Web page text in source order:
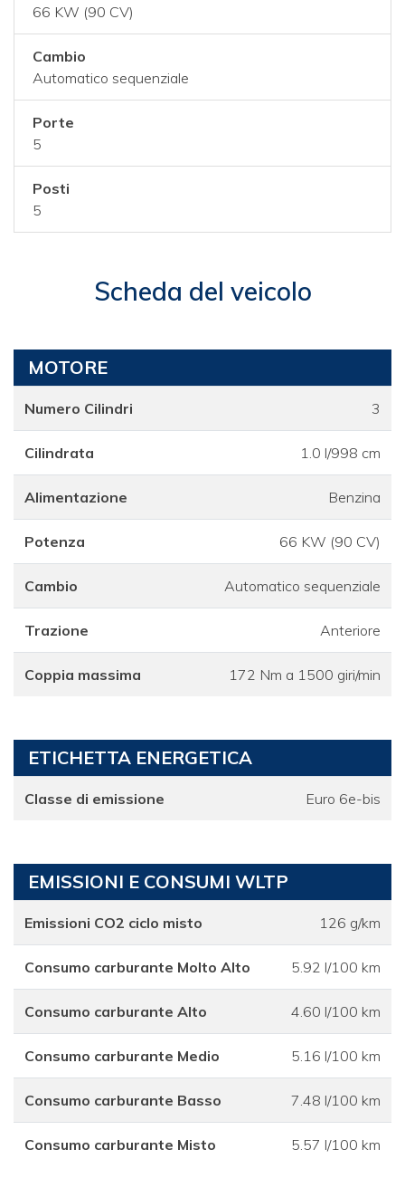
66 KW (90 CV)
Cambio
Automatico sequenziale
Porte
5
Posti
5
Scheda del veicolo
MOTORE
Numero Cilindri 3
Cilindrata 1.0 l/998 cm
Alimentazione Benzina
Potenza 66 KW (90 CV)
Cambio Automatico sequenziale
Trazione Anteriore
Coppia massima 172 Nm a 1500 giri/min
ETICHETTA ENERGETICA
Classe di emissione Euro 6e-bis
EMISSIONI E CONSUMI WLTP
Emissioni CO2 ciclo misto 126 g/km
Consumo carburante Molto Alto 5.92 l/100 km
Consumo carburante Alto 4.60 l/100 km
Consumo carburante Medio 5.16 l/100 km
Consumo carburante Basso 7.48 l/100 km
Consumo carburante Misto 5.57 l/100 km